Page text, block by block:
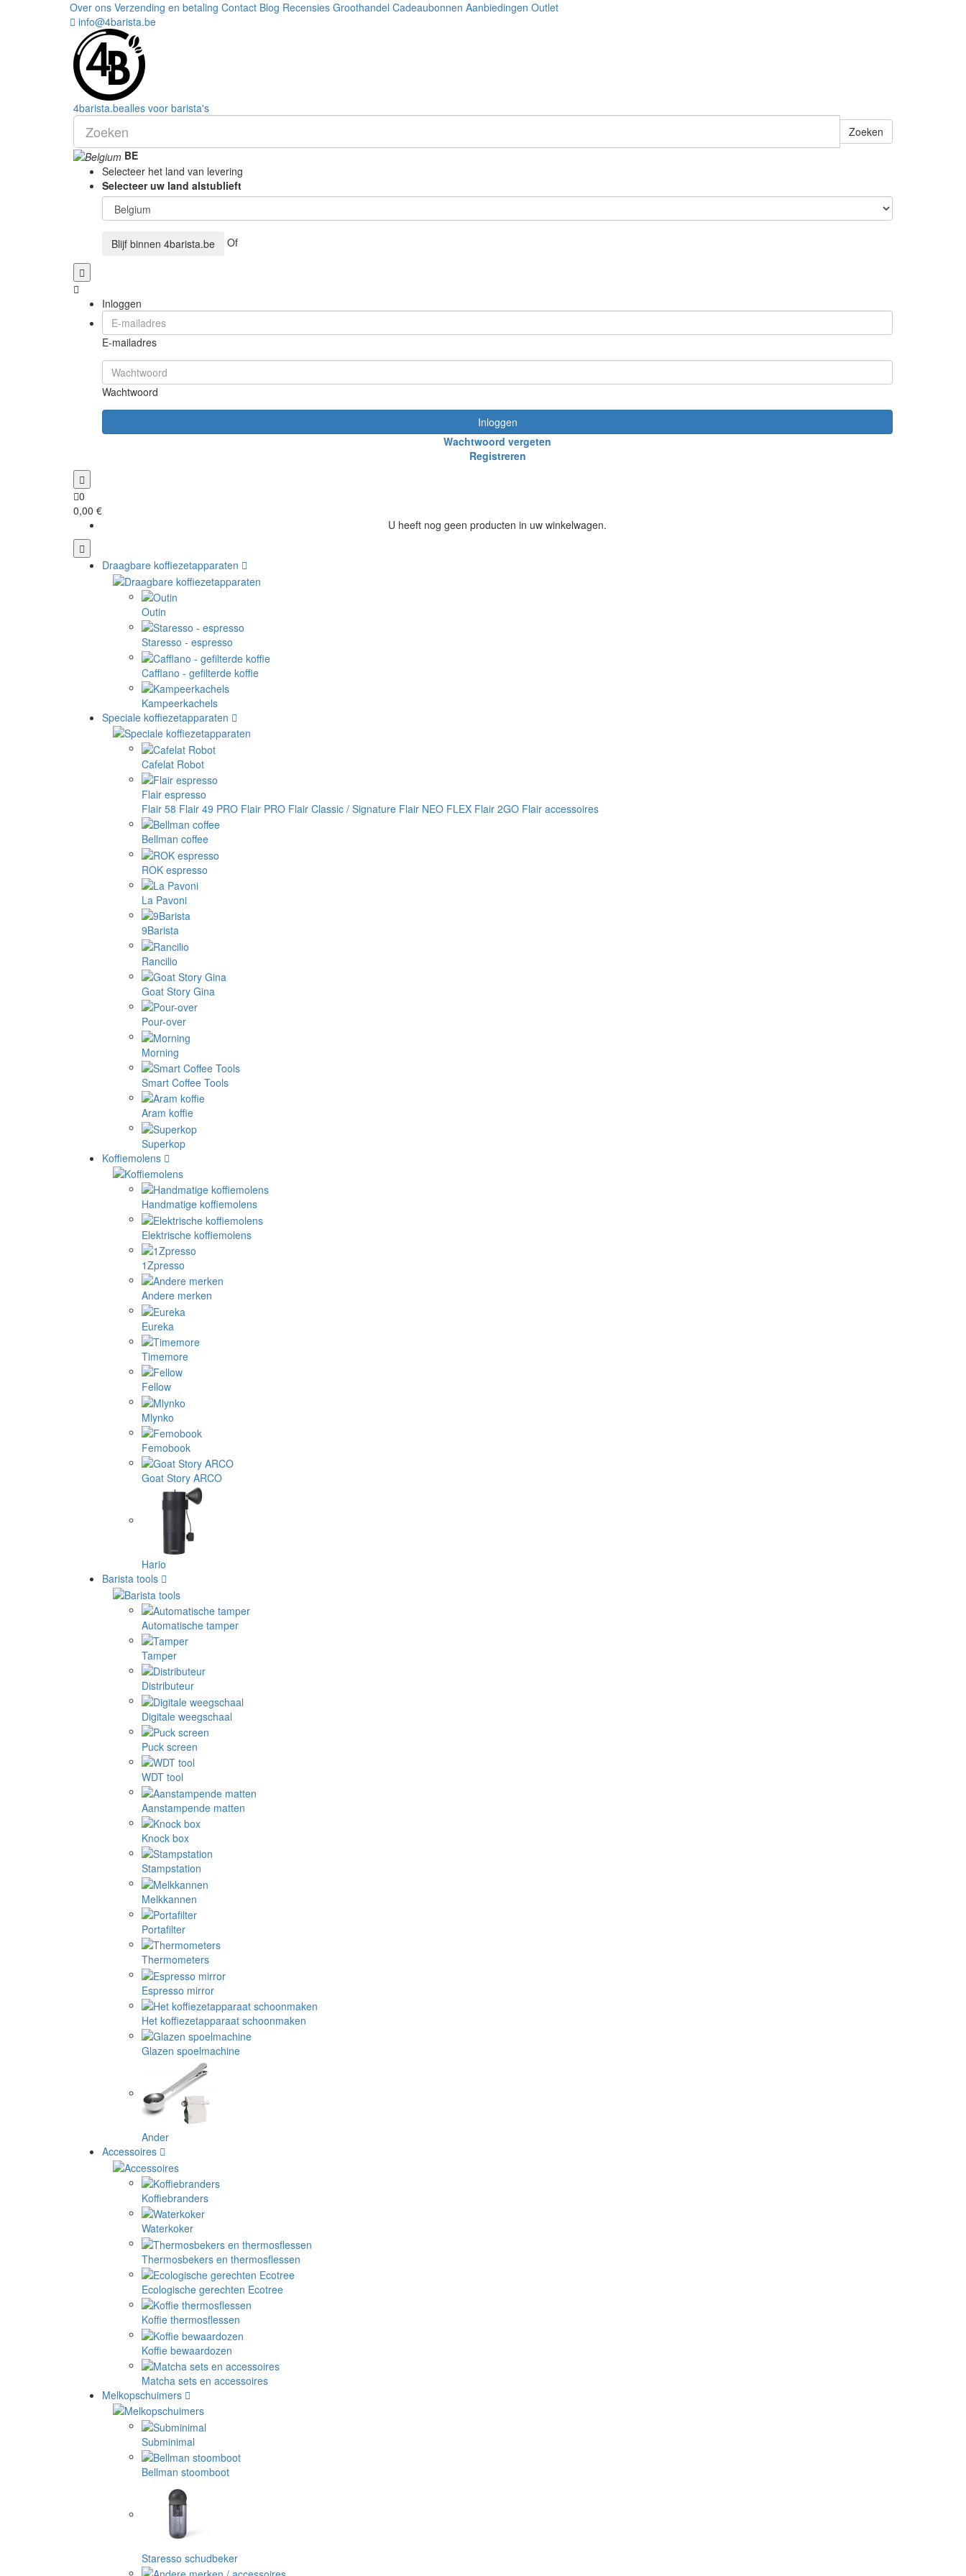
Over ons Verzending en betaling Contact Blog Recensies Groothandel Cadeaubonnen Aanbiedingen Outlet
info@4barista.be
4barista.bealles voor barista's
Zoeken
BE
Selecteer het land van levering
Selecteer uw land alstublieft
Blijf binnen 4barista.be Of
Inloggen
E-mailadres
Wachtwoord
Inloggen
Wachtwoord vergeten
Registreren
0
0,00 €
U heeft nog geen producten in uw winkelwagen.
Draagbare koffiezetapparaten
Outin
Staresso - espresso
Cafflano - gefilterde koffie
Kampeerkachels
Speciale koffiezetapparaten
Cafelat Robot
Flair espresso
Flair 58 Flair 49 PRO Flair PRO Flair Classic / Signature Flair NEO FLEX Flair 2GO Flair accessoires
Bellman coffee
ROK espresso
La Pavoni
9Barista
Rancilio
Goat Story Gina
Pour-over
Morning
Smart Coffee Tools
Aram koffie
Superkop
Koffiemolens
Handmatige koffiemolens
Elektrische koffiemolens
1Zpresso
Andere merken
Eureka
Timemore
Fellow
Mlynko
Femobook
Goat Story ARCO
Hario
Barista tools
Automatische tamper
Tamper
Distributeur
Digitale weegschaal
Puck screen
WDT tool
Aanstampende matten
Knock box
Stampstation
Melkkannen
Portafilter
Thermometers
Espresso mirror
Het koffiezetapparaat schoonmaken
Glazen spoelmachine
Ander
Accessoires
Koffiebranders
Waterkoker
Thermosbekers en thermosflessen
Ecologische gerechten Ecotree
Koffie thermosflessen
Koffie bewaardozen
Matcha sets en accessoires
Melkopschuimers
Subminimal
Bellman stoomboot
Staresso schudbeker